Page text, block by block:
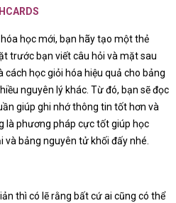
học mới, bạn hãy tạo một thẻ
trước bạn viết câu hỏi và mặt sau
cách học giỏi hóa hiệu quả cho bảng
nguyên lý khác. Từ đó, bạn sẽ đọc
giúp ghi nhớ thông tin tốt hơn và
là phương pháp cực tốt giúp học
bảng nguyên tử khối đấy nhé.
thì có lẽ rằng bất cứ ai cũng có thể